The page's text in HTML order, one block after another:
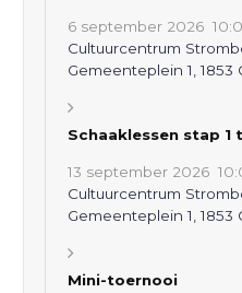
6 september 2026
Cultuurcentrum
Gemeenteplein 1,
Schaaklessen stap 1
13 september 2026
Cultuurcentrum
Gemeenteplein 1,
Mini-toernooi